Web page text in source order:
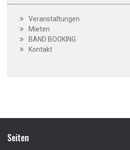
Veranstaltungen
Mieten
BAND BOOKING
Kontakt
Seiten